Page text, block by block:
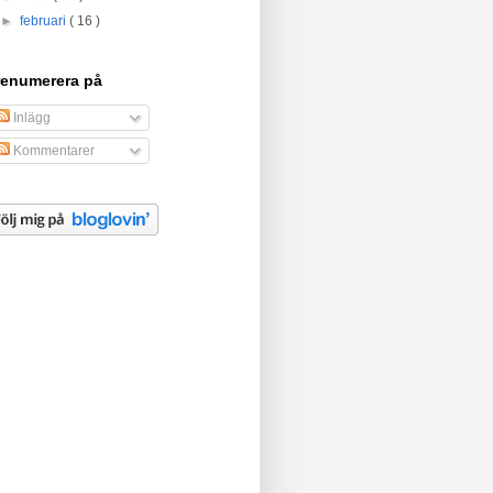
►februari( 16 )
på
Inlägg
Kommentarer